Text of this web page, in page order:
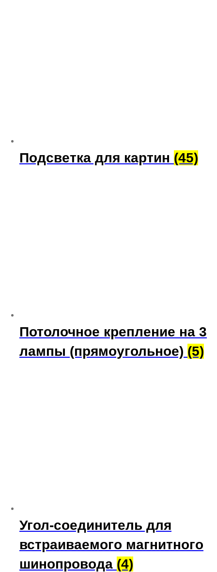
Подсветка для картин (45)
Потолочное крепление на 3
лампы (прямоугольное) (5)
Угол-соединитель для
встраиваемого магнитного
шинопровода (4)